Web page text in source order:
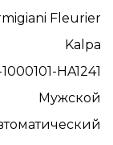
Fleurier
Kalpa
HA1241
Мужской